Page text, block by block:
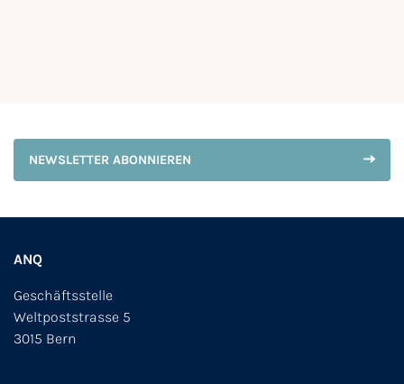
NEWSLETTER ABONNIEREN
ANQ
Geschäftsstelle
Weltpoststrasse 5
3015 Bern